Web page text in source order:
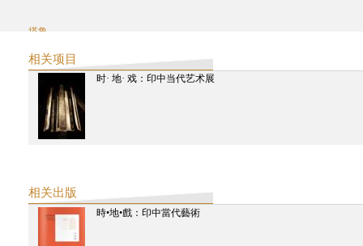
塔鲁
相关项目
时· 地· 戏：印中当代艺术展
相关出版
時•地•戲：印中當代藝術